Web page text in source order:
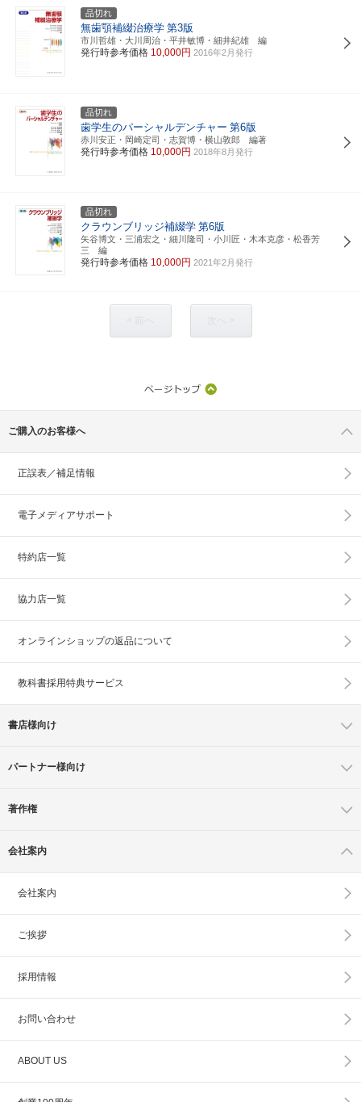
品切れ
無歯顎補綴治療学 第3版
市川哲雄・大川周治・平井敏博・細井紀雄 編
発行時参考価格 10,000円 2016年2月発行
品切れ
歯学生のパーシャルデンチャー 第6版
赤川安正・岡崎定司・志賀博・横山敦郎 編著
発行時参考価格 10,000円 2018年8月発行
品切れ
クラウンブリッジ補綴学 第6版
矢谷博文・三浦宏之・細川隆司・小川匠・木本克彦・松香芳
三 編
発行時参考価格 10,000円 2021年2月発行
ご購入のお客様へ
正誤表／補足情報
電子メディアサポート
特約店一覧
協力店一覧
オンラインショップの返品について
教科書採用特典サービス
書店様向け
パートナー様向け
著作権
会社案内
会社案内
ご挨拶
採用情報
お問い合わせ
ABOUT US